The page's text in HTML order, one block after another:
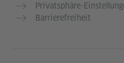
Privatsphäre-
Barrierefreiheit